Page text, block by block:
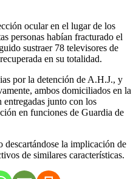
ocular en el lugar de los
personas habían fracturado el
sustraer 78 televisores de
en su totalidad.
por la detención de A.H.J., y
ambos domiciliados en la
junto con los
en funciones de Guardia de
descartándose la implicación de
de similares características.